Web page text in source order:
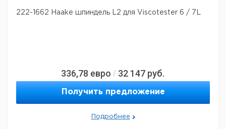
222-1662 Haake шпиндель L2 для Viscotester 6 / 7L
336,78 евро / 32 147 руб.
Получить предложение
Подробнее